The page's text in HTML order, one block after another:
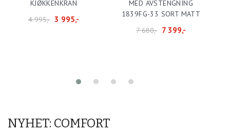
KJØKKENKRAN
4 995,- 3 995,-
MED AVSTENGNING
1839FG-33 SORT MATT
7 680,- 7 399,-
NYHET: COMFORT